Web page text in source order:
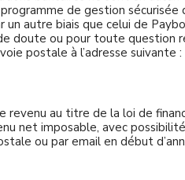
de gestion sécurisée
autre biais que celui de
doute ou pour toute
postale à l’adresse suivante
au titre de la loi de
net imposable, avec
ou par email en début